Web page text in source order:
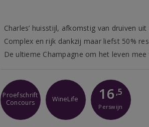
Charles’ huisstijl, afkomstig van druiven uit
Complex en rijk dankzij maar liefst 50%
De ultieme Champagne om het leven mee
Proefschrift
Concours
WineLife 16,5
Perswijn